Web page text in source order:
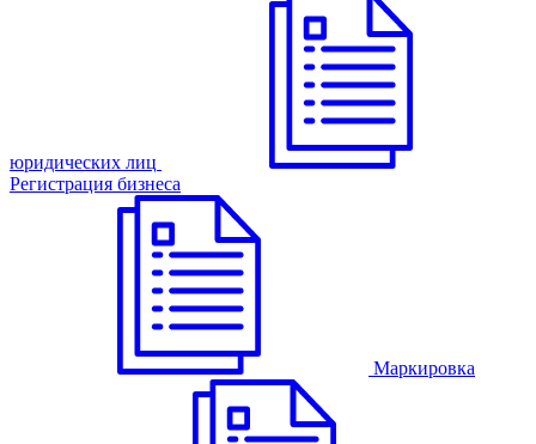
юридических лиц
Регистрация бизнеса
Маркировка